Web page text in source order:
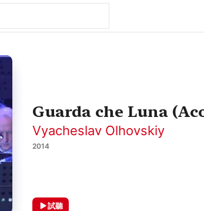
Guarda che Luna
Vyacheslav Olhovskiy
2014
試聽